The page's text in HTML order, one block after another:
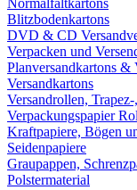
Normalfaltkartons
Blitzbodenkartons
DVD & CD
Verpacken und
Planversandkartons &
Versandkartons
Versandrollen,
Verpackungspapier
Kraftpapiere, Bögen
Seidenpapiere
Graupappen,
Polstermaterial